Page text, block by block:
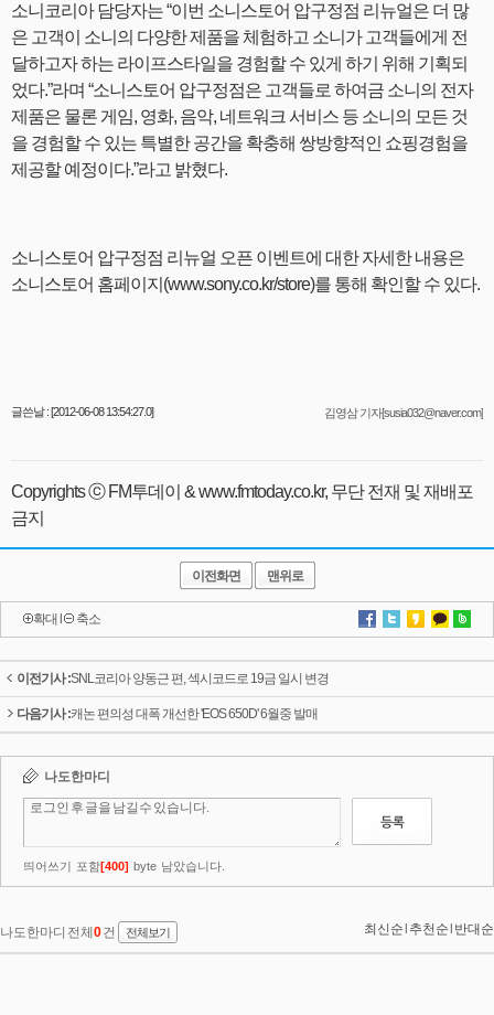
소니코리아 담당자는 “이번 소니스토어 압구정점 리뉴얼은 더 많
은 고객이 소니의 다양한 제품을 체험하고 소니가 고객들에게 전
달하고자 하는 라이프스타일을 경험할 수 있게 하기 위해 기획되
었다.”라며 “소니스토어 압구정점은 고객들로 하여금 소니의 전자
제품은 물론 게임, 영화, 음악, 네트워크 서비스 등 소니의 모든 것
을 경험할 수 있는 특별한 공간을 확충해 쌍방향적인 쇼핑경험을
제공할 예정이다.”라고 밝혔다.
소니스토어 압구정점 리뉴얼 오픈 이벤트에 대한 자세한 내용은
소니스토어 홈페이지(www.sony.co.kr/store)를 통해 확인할 수 있다.
글쓴날 : [2012-06-08 13:54:27.0] 김영삼 기자[susia032@naver.com]
Copyrights ⓒ FM투데이 & www.fmtoday.co.kr, 무단 전재 및 재배포
금지
이전화면 맨위로
확대 축소
이전기사 :SNL코리아 양동근 편, 섹시코드로 19금 일시 변경
다음기사 :캐논 편의성 대폭 개선한 'EOS 650D' 6월중 발매